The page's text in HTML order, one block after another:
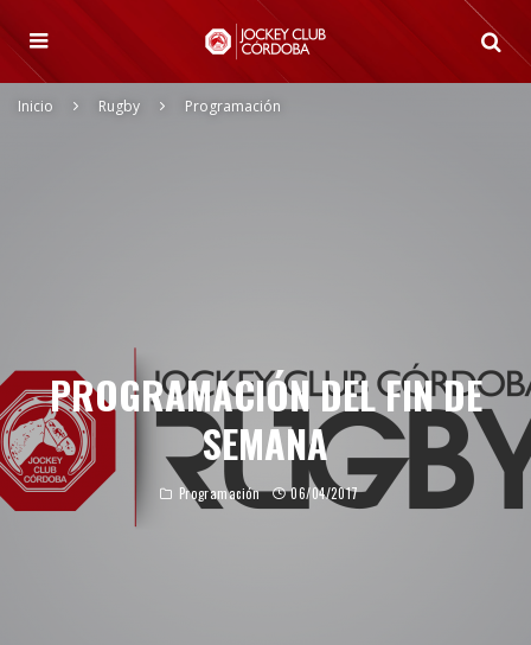
Inicio Rugby Programación
PROGRAMACIÓN DEL FIN DE
SEMANA
Programación 06/04/2017